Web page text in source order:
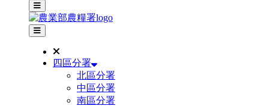
主選單
其他網站選單
四區分署
北區分署
中區分署
南區分署